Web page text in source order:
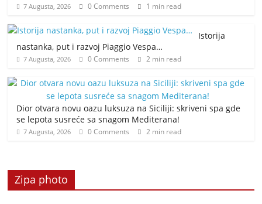
7 Augusta, 2026 0 Comments 1 min read
Istorija
nastanka, put i razvoj Piaggio Vespa…
7 Augusta, 2026 0 Comments 2 min read
Dior otvara novu oazu luksuza na Siciliji: skriveni spa gde
se lepota susreće sa snagom Mediterana!
7 Augusta, 2026 0 Comments 2 min read
Zipa photo